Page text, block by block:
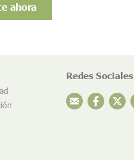
Redes Sociales